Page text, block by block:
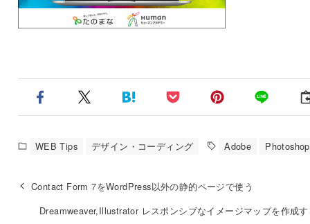
WEB Tips デザイン・コーディング Adobe Photoshop
Contact Form 7をWordPress以外の静的ページで使う
Dreamweaver,Illustrator レスポンシブなイメージマップを作成